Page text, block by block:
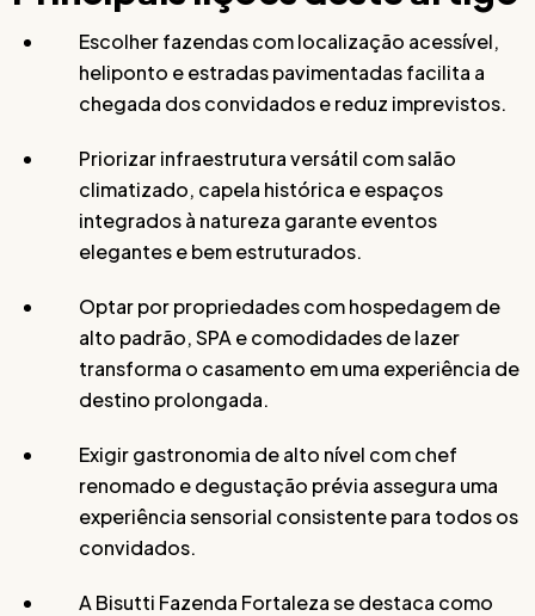
Escolher fazendas com localização acessível,
heliponto e estradas pavimentadas facilita a
chegada dos convidados e reduz imprevistos.
Priorizar infraestrutura versátil com salão
climatizado, capela histórica e espaços
integrados à natureza garante eventos
elegantes e bem estruturados.
Optar por propriedades com hospedagem de
alto padrão, SPA e comodidades de lazer
transforma o casamento em uma experiência de
destino prolongada.
Exigir gastronomia de alto nível com chef
renomado e degustação prévia assegura uma
experiência sensorial consistente para todos os
convidados.
A Bisutti Fazenda Fortaleza se destaca como